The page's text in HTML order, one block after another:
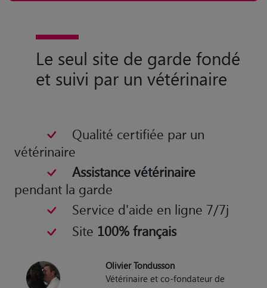
Le seul site de garde fondé
et suivi par un vétérinaire
Qualité certifiée par un
vétérinaire
Assistance vétérinaire
pendant la garde
Service d'aide en ligne 7/7j
Site 100% français
Olivier Tondusson
Vétérinaire et co-fondateur de